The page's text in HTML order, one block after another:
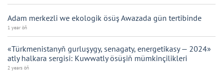
Adam merkezli we ekologik ösüş Awazada gün tertibinde
1 year öň
«Türkmenistanyň gurluşygy, senagaty, energetikasy — 2024»
atly halkara sergisi: Kuwwatly ösüşiň mümkinçilikleri
2 years öň